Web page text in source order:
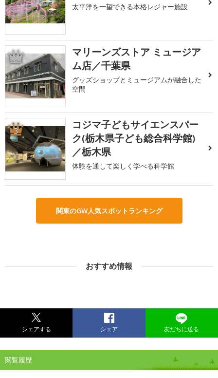
太平洋を一望できる本格レジャー施設
2
マリーンズストア ミュージア
ム店／千葉県
グッズショップとミュージアムが融合した
空間
3
コジマ子どもサイエンスパー
ク(栃木県子ども総合科学館)
／栃木県
体験を通して楽しく学べる科学館
関東のGW人気スポットランキング
おすすめ情報
シェアする シェア 友だちに送る
閲覧履歴